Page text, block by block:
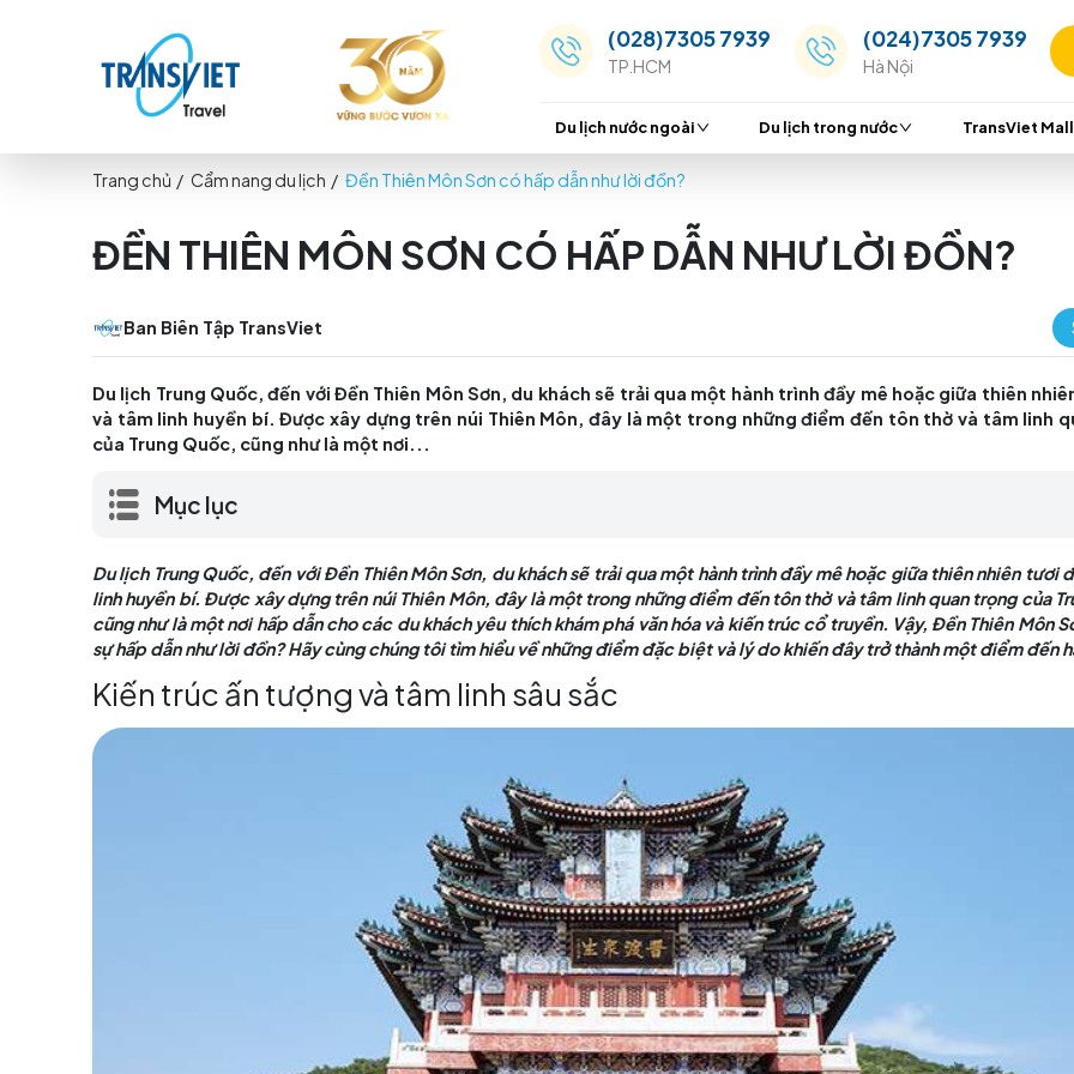
(028)7305 7939
Hà Nội
Du lịch nước ngoài Du lịch trong nước
ĐỀN THIÊN MÔN SƠN CÓ HẤP DẪN NHƯ
Ban Biên Tập TransViet
Du lịch Trung Quốc, đến với Đền Thiên Môn Sơn, du khách sẽ trải qua một hành trình đầy mê
và tâm linh huyền bí. Được xây dựng trên núi Thiên Môn, đây là một trong những điểm đến
của Trung Quốc, cũng như là một nơi...
Mục lục
Du lịch Trung Quốc, đến với Đền Thiên Môn Sơn, du khách sẽ trải qua một hành trình đầy mê hoặc
linh huyền bí. Được xây dựng trên núi Thiên Môn, đây là một trong những điểm đến tôn thờ và tâm
cũng như là một nơi hấp dẫn cho các du khách yêu thích khám phá văn hóa và kiến trúc cổ truyền.
sự hấp dẫn như lời đồn? Hãy cùng chúng tôi tìm hiểu về những điểm đặc biệt và lý do khiến đây trở
Kiến trúc ấn tượng và tâm linh sâu sắc